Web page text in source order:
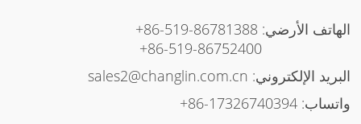
الهاتف الأرضي:+86-519-86781388
+86-519-86752400
البريد الإلكتروني: sales2@changlin.com.cn
واتساب:+86-17326740394